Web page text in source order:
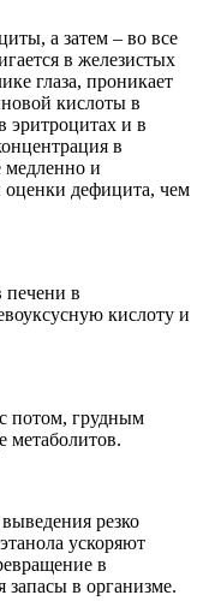
а затем – во все
в железистых
глаза, проникает
кислоты в
эритроцитах и в
в
медленно и
оценки дефицита, чем
печени в
кислоту и
потом, грудным
метаболитов.
резко
ускоряют
в
запасы в организме.